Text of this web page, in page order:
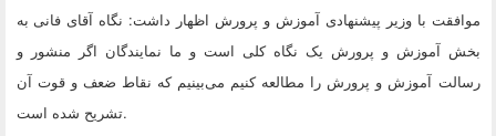
موافقت با وزیر پیشنهادی آموزش و پرورش اظهار داشت: نگاه آقای فانی به
بخش آموزش و پرورش یک نگاه کلی است و ما نمایندگان اگر منشور و
رسالت آموزش و پرورش را مطالعه کنیم می‌بینیم که نقاط ضعف و قوت آن
تشریح شده است.